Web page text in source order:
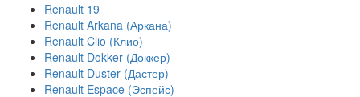
Renault 19
Renault Arkana (Аркана)
Renault Clio (Клио)
Renault Dokker (Доккер)
Renault Duster (Дастер)
Renault Espace (Эспейс)